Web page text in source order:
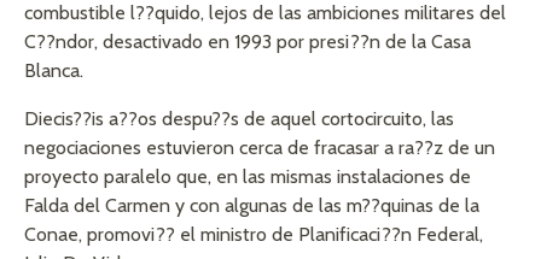
combustible l??quido, lejos de las ambiciones militares del
C??ndor, desactivado en 1993 por presi??n de la Casa
Blanca.
Diecis??is a??os despu??s de aquel cortocircuito, las
negociaciones estuvieron cerca de fracasar a ra??z de un
proyecto paralelo que, en las mismas instalaciones de
Falda del Carmen y con algunas de las m??quinas de la
Conae, promovi?? el ministro de Planificaci??n Federal,